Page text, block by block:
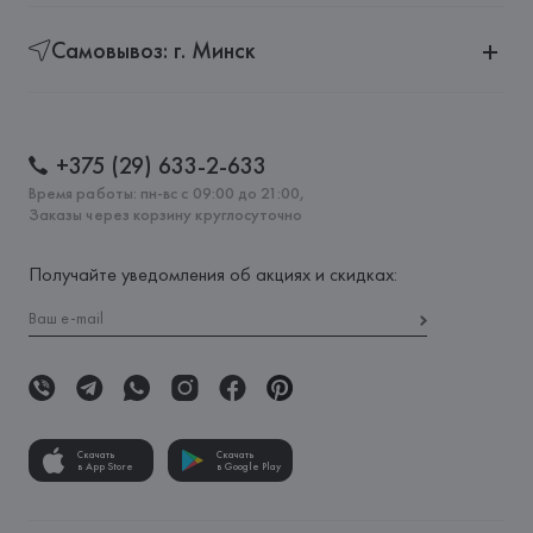
Самовывоз: г. Минск
+375 (29) 633-2-633
Время работы: пн-вс с 09:00 до 21:00,
Заказы через корзину круглосуточно
Получайте уведомления об акциях и скидках:
Скачать
в App Store
Скачать
в Google Play